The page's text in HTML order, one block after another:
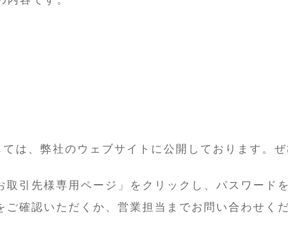
は、弊社のウェブサイトに公開しております。ぜ
取引先様専用ページ」をクリックし、パスワード
確認いただくか、営業担当までお問い合わせくだ